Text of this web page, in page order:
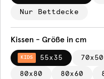
Nur Bettdecke
Kissen - Größe in cm
KIDS 55x35 70x50
80x80 80x60